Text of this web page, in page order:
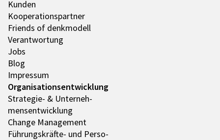
Kunden
Koope­ra­ti­ons­part­ner
Friends of denk­mo­dell
Verant­wor­tung
Jobs
Blog
Impres­sum
Orga­ni­sa­ti­ons­ent­wick­lung
Stra­te­gie- & Unter­neh­
mens­ent­wick­lung
Change Manage­ment
Führungs­­­kräfte- und Perso­